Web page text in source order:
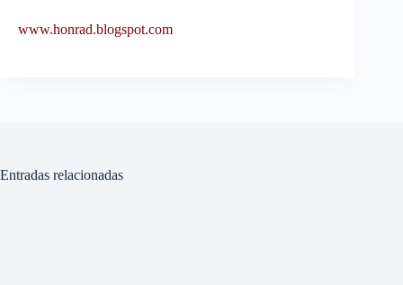
www.honrad.blogspot.com
Entradas relacionadas